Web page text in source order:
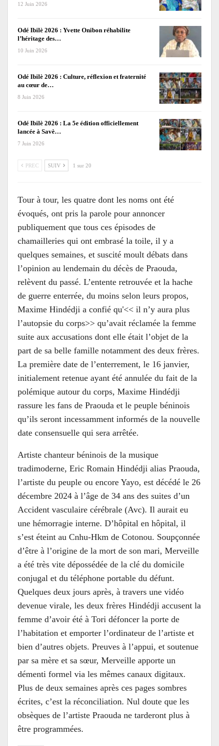
12 Juin 2026
Odé Ibilè 2026 : Yvette Onibon réhabilite
l’héritage des…
10 Juin 2026
Odé Ibilè 2026 : Culture, réflexion et fraternité
au cœur de…
8 Juin 2026
Odé Ibilè 2026 : La 5e édition officiellement
lancée à Savè…
7 Juin 2026
PREC SUIV 1 sur 20
Tour à tour, les quatre dont les noms ont été
évoqués, ont pris la parole pour annoncer
publiquement que tous ces épisodes de
chamailleries qui ont embrasé la toile, il y a
quelques semaines, et suscité moult débats dans
l’opinion au lendemain du décès de Praouda,
relèvent du passé. L’entente retrouvée et la hache
de guerre enterrée, du moins selon leurs propos,
Maxime Hindédji a confié qu'<< il n’y aura plus
l’autopsie du corps>> qu’avait réclamée la femme
suite aux accusations dont elle était l’objet de la
part de sa belle famille notamment des deux frères.
La première date de l’enterrement, le 16 janvier,
initialement retenue ayant été annulée du fait de la
polémique autour du corps, Maxime Hindédji
rassure les fans de Praouda et le peuple béninois
qu’ils seront incessamment informés de la nouvelle
date consensuelle qui sera arrêtée.
Artiste chanteur béninois de la musique
tradimoderne, Eric Romain Hindédji alias Praouda,
l’artiste du peuple ou encore Yayo, est décédé le 26
décembre 2024 à l’âge de 34 ans des suites d’un
Accident vasculaire cérébrale (Avc). Il aurait eu
une hémorragie interne. D’hôpital en hôpital, il
s’est éteint au Cnhu-Hkm de Cotonou. Soupçonnée
d’être à l’origine de la mort de son mari, Merveille
a été très vite dépossédée de la clé du domicile
conjugal et du téléphone portable du défunt.
Quelques deux jours après, à travers une vidéo
devenue virale, les deux frères Hindédji accusent la
femme d’avoir été à Tori défoncer la porte de
l’habitation et emporter l’ordinateur de l’artiste et
bien d’autres objets. Preuves à l’appui, et soutenue
par sa mère et sa sœur, Merveille apporte un
démenti formel via les mêmes canaux digitaux.
Plus de deux semaines après ces pages sombres
écrites, c’est la réconciliation. Nul doute que les
obsèques de l’artiste Praouda ne tarderont plus à
être programmées.